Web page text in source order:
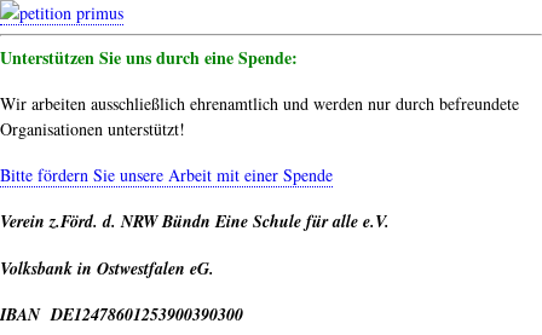
Unterstützen Sie uns durch eine Spende:
Wir arbeiten ausschließlich ehrenamtlich und werden nur durch befreundete
Organisationen unterstützt!
Bitte fördern Sie unsere Arbeit mit einer Spende
Verein z.Förd. d. NRW Bündn Eine Schule für alle e.V.
Volksbank in Ostwestfalen eG.
IBAN DE12478601253900390300